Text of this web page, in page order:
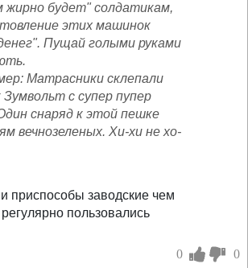
жирно будет" солдатикам,
этих машинок
Пущай голыми руками
Матрасники склепали
Зумвольт с супер пупер
снаряд к этой пешке
вечнозеленых. Хи-хи не хо-
приспособы заводские чем
пользовались
0 0